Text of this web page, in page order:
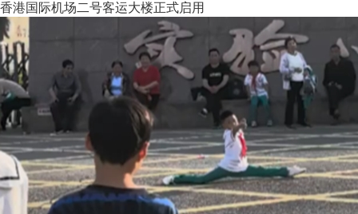
香港国际机场二号客运大楼正式启用